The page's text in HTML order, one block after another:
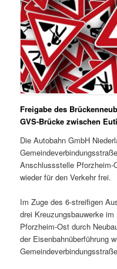
Freigabe des
GVS-Brücke zwischen
Die Autobahn GmbH
Anschlussstelle Pforzheim-
wieder für den Verkehr frei.
Im Zuge des 6-streifigen
drei Kreuzungsbauwerke
Pforzheim-Ost durch
der Eisenbahnüberführung